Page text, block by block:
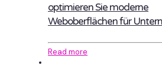
optimieren Sie moderne
Weboberflächen für
Read more